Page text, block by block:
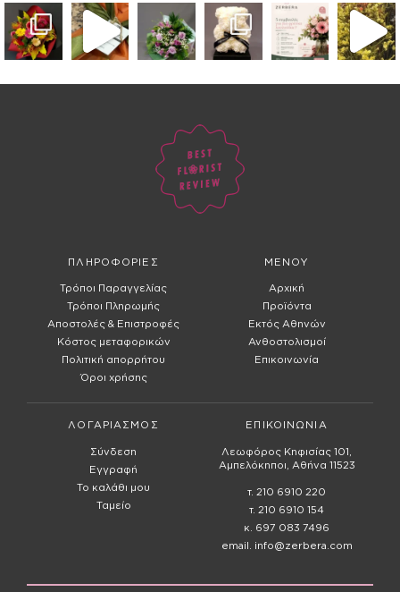
ΠΛΗΡΟΦΟΡΙΕΣ
Τρόποι Παραγγελίας
Τρόποι Πληρωμής
Αποστολές & Επιστροφές
Κόστος μεταφορικών
Πολιτική απορρήτου
Όροι χρήσης
ΜΕΝΟΥ
Αρχική
Προϊόντα
Εκτός Αθηνών
Ανθοστολισμοί
Επικοινωνία
ΛΟΓΑΡΙΑΣΜΟΣ
Σύνδεση
Εγγραφή
Το καλάθι μου
Ταμείο
ΕΠΙΚΟΙΝΩΝΙΑ
Λεωφόρος Κηφισίας 101,
Αμπελόκηποι, Αθήνα 11523
τ. 210 6910 220
τ. 210 6910 154
κ. 697 083 7496
email. info@zerbera.com